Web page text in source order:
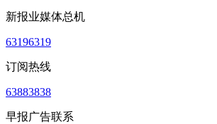
新报业媒体总机
63196319
订阅热线
63883838
早报广告联系